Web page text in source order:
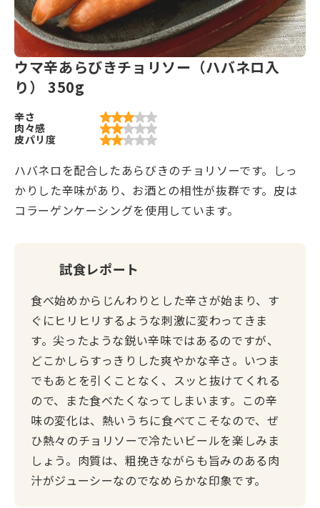
ウマ辛あらびきチョリソー（ハバネロ入
り） 350g
辛さ
肉々感
皮パリ度
ハバネロを配合したあらびきのチョリソーです。しっ
かりした辛味があり、お酒との相性が抜群です。皮は
コラーゲンケーシングを使用しています。
試食レポート
食べ始めからじんわりとした辛さが始まり、す
ぐにヒリヒリするような刺激に変わってきま
す。尖ったような鋭い辛味ではあるのですが、
どこかしらすっきりした爽やかな辛さ。いつま
でもあとを引くことなく、スッと抜けてくれる
ので、また食べたくなってしまいます。この辛
味の変化は、熱いうちに食べてこそなので、ぜ
ひ熱々のチョリソーで冷たいビールを楽しみま
しょう。肉質は、粗挽きながらも旨みのある肉
汁がジューシーなのでなめらかな印象です。